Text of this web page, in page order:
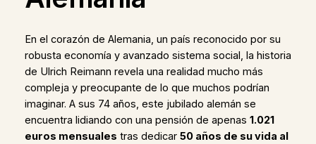
En el corazón de Alemania, un país reconocido por su
robusta economía y avanzado sistema social, la historia
de Ulrich Reimann revela una realidad mucho más
compleja y preocupante de lo que muchos podrían
imaginar. A sus 74 años, este jubilado alemán se
encuentra lidiando con una pensión de apenas 1.021
euros mensuales tras dedicar 50 años de su vida al